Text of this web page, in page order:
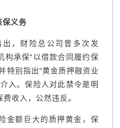
保义务
出，财险总公司曾多次发
构承保“以借款合同履约保
特别指出“黄金质押融资业
入。保险人对此禁令是明
收入，公然违反。
金额巨大的质押黄金，保